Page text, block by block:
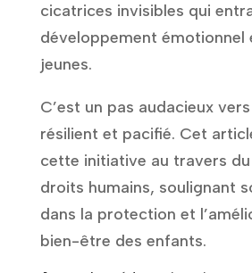
cicatrices invisibles qui
développement émotionnel
jeunes.
C’est un pas audacieux
résilient et pacifié. Cet
cette initiative au travers
droits humains, soulignant
dans la protection et
bien-être des enfants.